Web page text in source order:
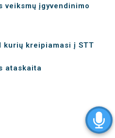
veiksmų įgyvendinimo
kurių kreipiamasi į STT
ataskaita